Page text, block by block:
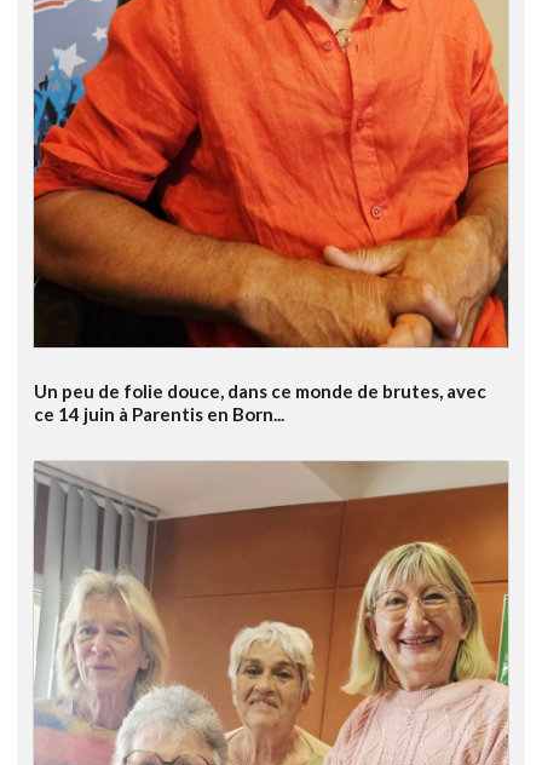
Un peu de folie douce, dans ce monde de brutes, avec
ce 14 juin à Parentis en Born...